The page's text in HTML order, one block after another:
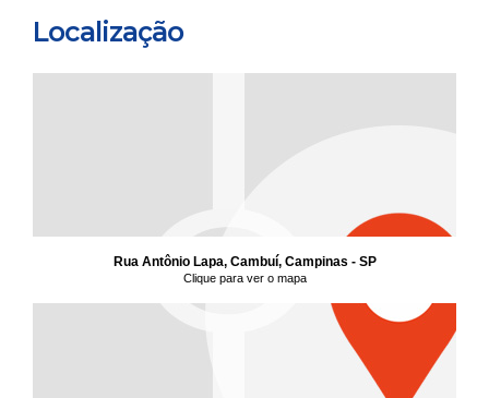
Localização
Rua Antônio Lapa, Cambuí, Campinas - SP
Clique para ver o mapa